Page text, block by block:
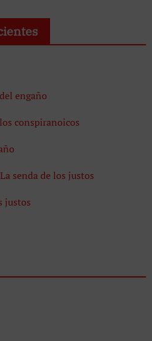
engaño
conspiranoicos
La senda de los justos
justos